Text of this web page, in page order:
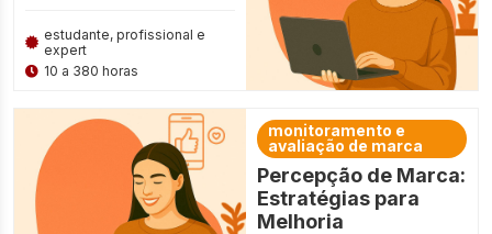
estudante, profissional e
expert
10 a 380 horas
monitoramento e
avaliação de marca
Percepção de Marca:
Estratégias para
Melhoria